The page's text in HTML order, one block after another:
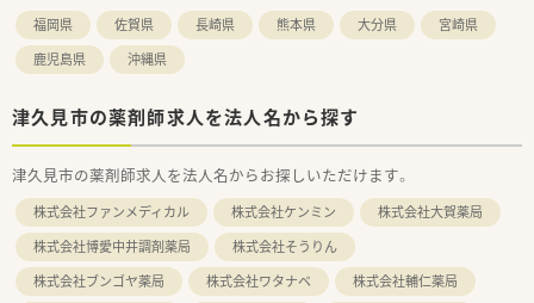
福岡県 佐賀県 長崎県 熊本県 大分県
宮崎県
鹿児島県
沖縄県
津久見市の薬剤師求人を法人名から探す
津久見市の薬剤師求人を法人名からお探しいただけます。
株式会社ファンメディカル 株式会社ケンミン
株式会社大賀薬局
株式会社博愛中井調剤薬局
株式会社そうりん
株式会社ブンゴヤ薬局
株式会社ワタナベ
株式会社輔仁薬局